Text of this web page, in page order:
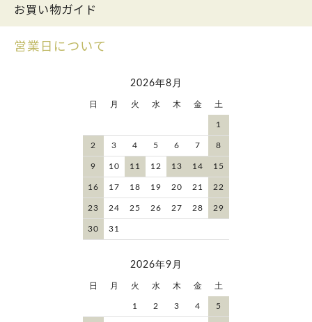
お買い物ガイド
営業日について
2026年8月
日 月 火 水 木 金 土
1
2 3 4 5 6 7 8
9 10 11 12 13 14 15
16 17 18 19 20 21 22
23 24 25 26 27 28 29
30 31
2026年9月
日 月 火 水 木 金 土
1 2 3 4 5